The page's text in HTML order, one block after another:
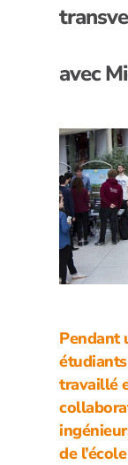
avec
Pendant
travaillé
de